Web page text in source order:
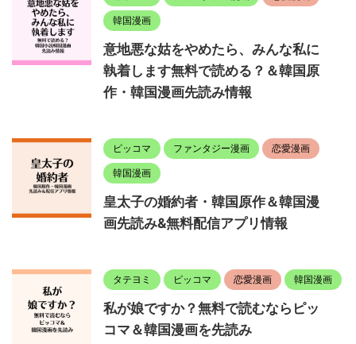
韓国漫画
意地悪な姑をやめたら、みんな私に
執着します無料で読める？＆韓国原
作・韓国漫画先読み情報
ピッコマ ファンタジー漫画 恋愛漫画
韓国漫画
皇太子の婚約者・韓国原作＆韓国漫
画先読み&無料配信アプリ情報
タテヨミ ピッコマ 恋愛漫画 韓国漫画
私が娘ですか？無料で読むならピッ
コマ＆韓国漫画を先読み